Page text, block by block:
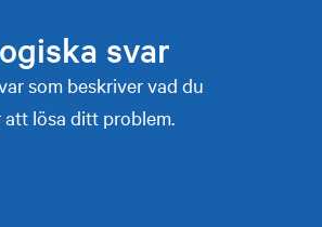
svar
som beskriver vad du
lösa ditt problem.